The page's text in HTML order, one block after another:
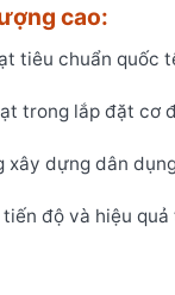
cao:
tiêu chuẩn quốc
trong lắp đặt cơ
xây dựng dân
độ và hiệu quả